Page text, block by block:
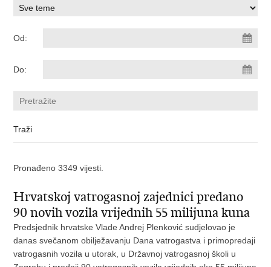
Od:
Do:
Pronađeno 3349 vijesti.
Hrvatskoj vatrogasnoj zajednici predano
90 novih vozila vrijednih 55 milijuna kuna
Predsjednik hrvatske Vlade Andrej Plenković sudjelovao je
danas svečanom obilježavanju Dana vatrogastva i primopredaji
vatrogasnih vozila u utorak, u Državnoj vatrogasnoj školi u